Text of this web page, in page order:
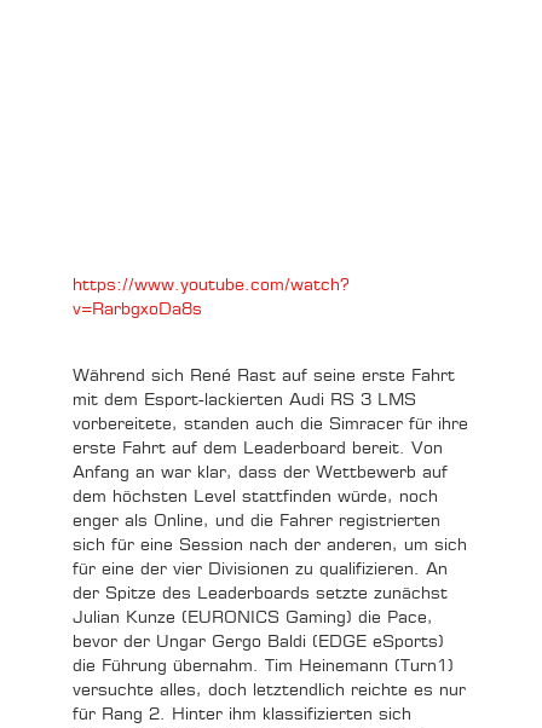
https://www.youtube.com/watch?
v=RarbgxoDa8s
Während sich René Rast auf seine erste Fahrt
mit dem Esport-lackierten Audi RS 3 LMS
vorbereitete, standen auch die Simracer für ihre
erste Fahrt auf dem Leaderboard bereit. Von
Anfang an war klar, dass der Wettbewerb auf
dem höchsten Level stattfinden würde, noch
enger als Online, und die Fahrer registrierten
sich für eine Session nach der anderen, um sich
für eine der vier Divisionen zu qualifizieren. An
der Spitze des Leaderboards setzte zunächst
Julian Kunze (EURONICS Gaming) die Pace,
bevor der Ungar Gergo Baldi (EDGE eSports)
die Führung übernahm. Tim Heinemann (Turn1)
versuchte alles, doch letztendlich reichte es nur
für Rang 2. Hinter ihm klassifizierten sich